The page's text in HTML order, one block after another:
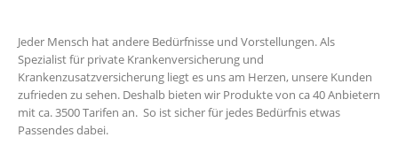
Jeder Mensch hat andere Bedürfnisse und Vorstellungen. Als
Spezialist für private Krankenversicherung und
Krankenzusatzversicherung liegt es uns am Herzen, unsere Kunden
zufrieden zu sehen. Deshalb bieten wir Produkte von ca 40 Anbietern
mit ca. 3500 Tarifen an. So ist sicher für jedes Bedürfnis etwas
Passendes dabei.